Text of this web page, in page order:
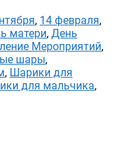
, 14 февраля,
матери, День
Мероприятий,
шары,
, Шарики для
для мальчика,